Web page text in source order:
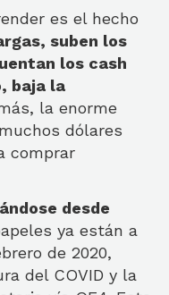
es el hecho
suben los
los cash
baja la
la enorme
dólares
comprar
desde
ya están a
de 2020,
del COVID y la